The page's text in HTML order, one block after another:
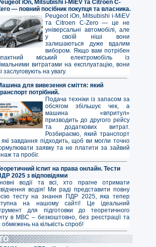
iOn, Mitsubishi i-MiEV та Citroen C-
— повний посібник покупця та власника.
Peugeot iOn, Mitsubishi i-MiEV
та Citroen C-Zero — це не
універсальні автомобілі, але
у своїй ніші вони
залишаються дуже вдалим
вибором. Якщо вам потрібен
міський електромобіль із
витратами на експлуатацію, вони
заслуговують на увагу.
для вивезення сміття: який
потрібний.
Подача техніки із запасом за
обсягом збільшує чек, а
машина «впритул»
призводить до другого рейсу
та додаткових витрат.
Розбираємо, який транспорт
які завдання підходить, щоб ви могли точно
заявку та не платити за зайвий
та пробіг.
іспит на права онлайн. Тести
2025 з відповідями
водії та всі, хто прагне отримати
водія! Ми раді представити повну
тесту на знання ПДР 2025, яка тепер
на нашому сайті! Це ідеальний
для підготовки до теоретичного
в МВС – безкоштовно, без реєстрації та
обмежень на кількість спроб!